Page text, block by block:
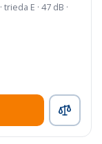
E · 47 dB ·